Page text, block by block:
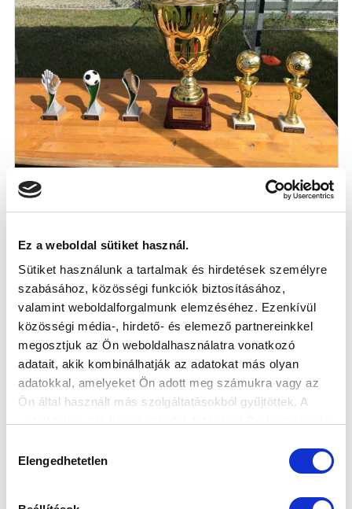
Ez a weboldal sütiket használ.
Sütiket használunk a tartalmak és hirdetések személyre
szabásához, közösségi funkciók biztosításához,
valamint weboldalforgalmunk elemzéséhez. Ezenkívül
közösségi média-, hirdető- és elemező partnereinkkel
megosztjuk az Ön weboldalhasználatra vonatkozó
adatait, akik kombinálhatják az adatokat más olyan
adatokkal, amelyeket Ön adott meg számukra vagy az
Ön által használt más szolgáltatásokból gyűjtöttek. A
kiválasztása
Elengedhetetlen
AZ MTK IS AZ ORSZÁGOS DÖNTŐBEN
Világkupáért.
KÖVETKEZŐ MÉRKŐZÉS